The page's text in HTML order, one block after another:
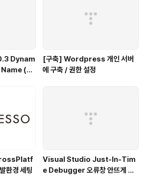
Dynam
(동
[구축] Wordpress 개인 서버
에 구축 / 권한 설정
환경 세팅
Visual Studio Just-In-Tim
e Debugger 오류창 안뜨게 하